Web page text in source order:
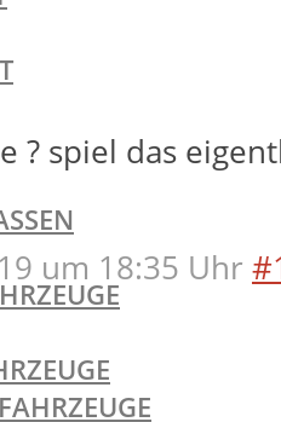
? spiel das
um 18:35 Uhr